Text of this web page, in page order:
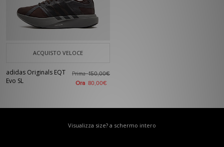
ACQUISTO VELOCE
adidas Originals EQT
Evo SL
Prima150,00€
Ora 80,00€
Visualizza size? a schermo intero